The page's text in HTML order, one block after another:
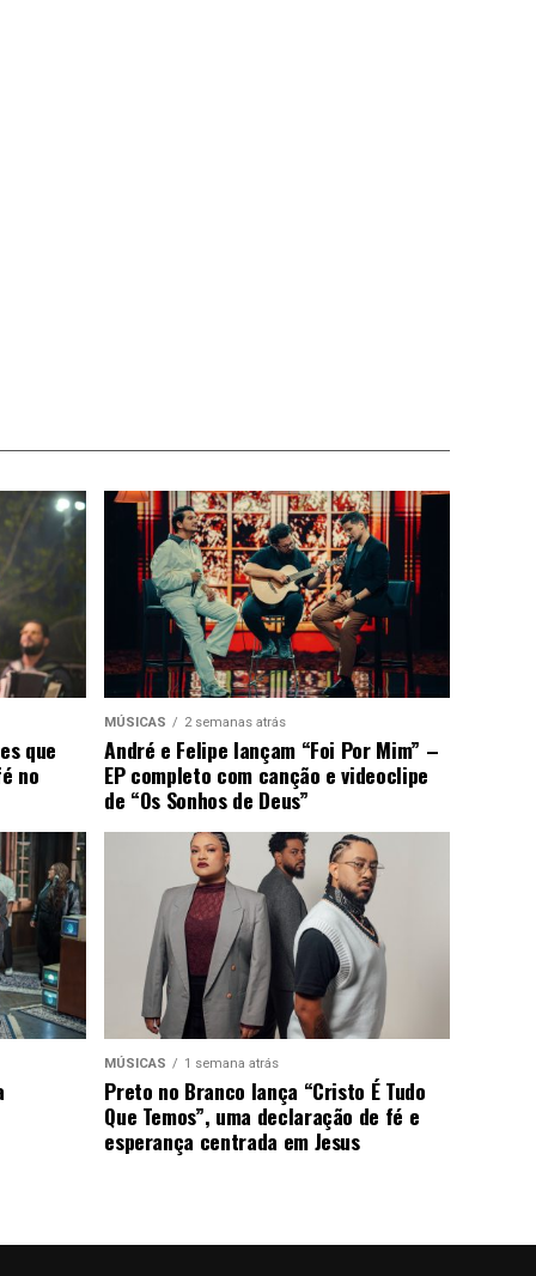
que
no
MÚSICAS 2 semanas atrás
André e Felipe lançam “Foi Por Mim” –
EP completo com canção e videoclipe
de “Os Sonhos de Deus”
MÚSICAS 1 semana atrás
Preto no Branco lança “Cristo É Tudo
Que Temos”, uma declaração de fé e
esperança centrada em Jesus